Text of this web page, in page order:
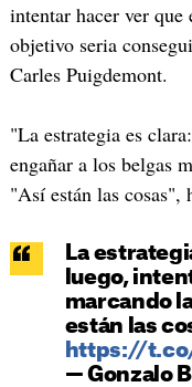
intentar hacer ver
objetivo seria
Carles Puigdemont.
"La estrategia es
engañar a los belgas
"Así están las cosas",
La
luego,
marcando
están las
https://
— Gonzalo